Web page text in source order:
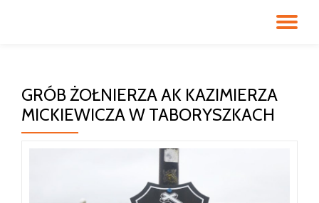
GRÓB ŻOŁNIERZA AK KAZIMIERZA
MICKIEWICZA W TABORYSZKACH